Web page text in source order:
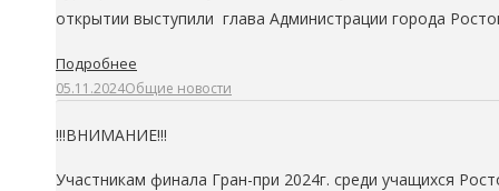
открытии выступили глава Администрации города
Подробнее
05.11.2024Общие новости
!!!ВНИМАНИЕ!!!
Участникам финала Гран-при 2024г. среди учащихся